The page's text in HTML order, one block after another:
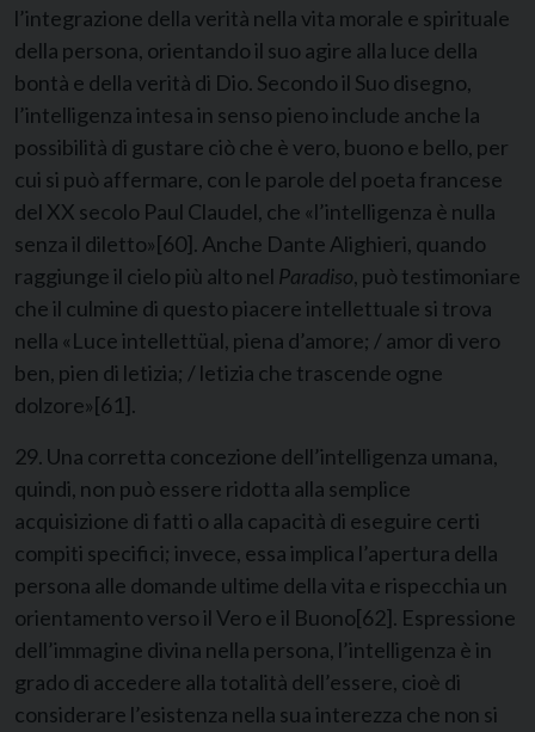
l’integrazione della verità nella vita morale e spirituale
della persona, orientando il suo agire alla luce della
bontà e della verità di Dio. Secondo il Suo disegno,
l’intelligenza intesa in senso pieno include anche la
possibilità di gustare ciò che è vero, buono e bello, per
cui si può affermare, con le parole del poeta francese
del XX secolo Paul Claudel, che «l’intelligenza è nulla
senza il diletto»[60]. Anche Dante Alighieri, quando
raggiunge il cielo più alto nel Paradiso, può testimoniare
che il culmine di questo piacere intellettuale si trova
nella «Luce intellettüal, piena d’amore; / amor di vero
ben, pien di letizia; / letizia che trascende ogne
dolzore»[61].
29. Una corretta concezione dell’intelligenza umana,
quindi, non può essere ridotta alla semplice
acquisizione di fatti o alla capacità di eseguire certi
compiti specifici; invece, essa implica l’apertura della
persona alle domande ultime della vita e rispecchia un
orientamento verso il Vero e il Buono[62]. Espressione
dell’immagine divina nella persona, l’intelligenza è in
grado di accedere alla totalità dell’essere, cioè di
considerare l’esistenza nella sua interezza che non si